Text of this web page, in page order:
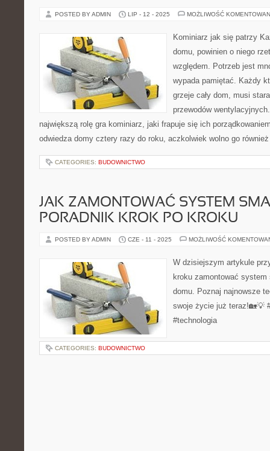
POSTED BY ADMIN LIP - 12 - 2025 MOŻLIWOŚĆ
Kominiarz jak się patrzy
domu, powinien o niego
względem. Potrzeb jest
wypada pamiętać. Każdy
grzeje cały dom, musi
przewodów
największą rolę gra kominiarz, jaki frapuje się ich
odwiedza domy cztery razy do roku, aczkolwiek wolno go
CATEGORIES: BUDOWNICTWO
JAK ZAMONTOWAĆ SYSTEM
PORADNIK KROK PO KROKU
POSTED BY ADMIN CZE - 11 - 2025 MOŻLIWOŚĆ
W dzisiejszym artykule
kroku zamontować
domu. Poznaj najnowsze
swoje życie już teraz!🏡💡
#technologia
CATEGORIES: BUDOWNICTWO